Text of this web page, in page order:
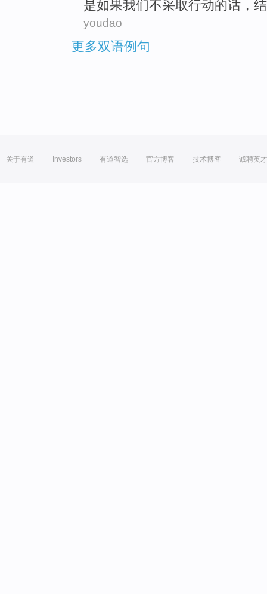
是如果我们不采取行动的话，
youdao
更多双语例句
关于有道 Investors 有道智选 官方博客 技术博客 诚聘英才